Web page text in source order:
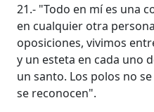
21.- "Todo en mí es una
en cualquier otra
oposiciones, vivimos
y un esteta en cada uno
un santo. Los polos no
se reconocen".